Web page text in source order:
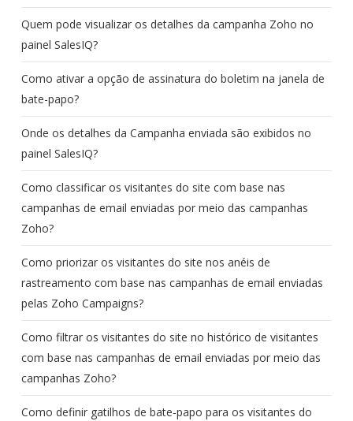
Quem pode visualizar os detalhes da campanha Zoho no
painel SalesIQ?
Como ativar a opção de assinatura do boletim na janela de
bate-papo?
Onde os detalhes da Campanha enviada são exibidos no
painel SalesIQ?
Como classificar os visitantes do site com base nas
campanhas de email enviadas por meio das campanhas
Zoho?
Como priorizar os visitantes do site nos anéis de
rastreamento com base nas campanhas de email enviadas
pelas Zoho Campaigns?
Como filtrar os visitantes do site no histórico de visitantes
com base nas campanhas de email enviadas por meio das
campanhas Zoho?
Como definir gatilhos de bate-papo para os visitantes do